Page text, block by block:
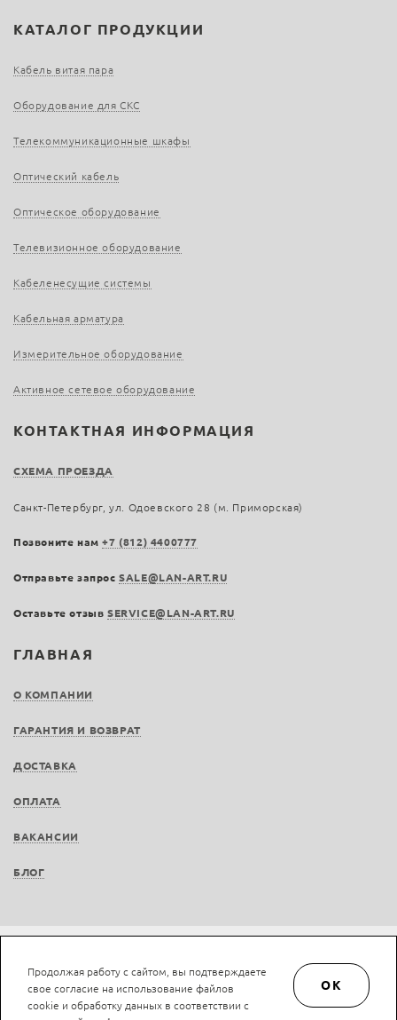
ГЛАВНАЯ
О КОМПАНИИ
ГАРАНТИЯ И ВОЗВРАТ
ДОСТАВКА
ОПЛАТА
ВАКАНСИИ
БЛОГ
КАТАЛОГ ПРОДУКЦИИ
Кабель витая пара
Оборудование для СКС
Телекоммуникационные шкафы
Оптический кабель
Оптическое оборудование
Телевизионное оборудование
Кабеленесущие системы
Кабельная арматура
Измерительное оборудование
Активное сетевое оборудование
КОНТАКТНАЯ ИНФОРМАЦИЯ
СХЕМА ПРОЕЗДА
Санкт-Петербург, ул. Одоевского 28 (м. Приморская)
Позвоните нам+7 (812) 4400777
Отправьте запросSALE@LAN-ART.RU
Оставьте отзыв SERVICE@LAN-ART.RU
Политика конфиденциальности.
Положение об обработке и защите персональных
данных.
Продолжая работу с сайтом, вы подтверждаете
свое согласие на использование файлов
cookie и обработку данных в соответствии с
OK